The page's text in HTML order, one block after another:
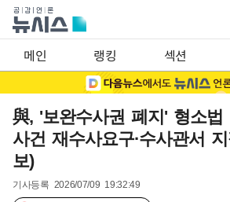
메인 랭킹 섹션
與, '보완수사권 폐지' 형소
사건 재수사요구·수사관서
보)
기사등록 2026/07/09 19:32:49